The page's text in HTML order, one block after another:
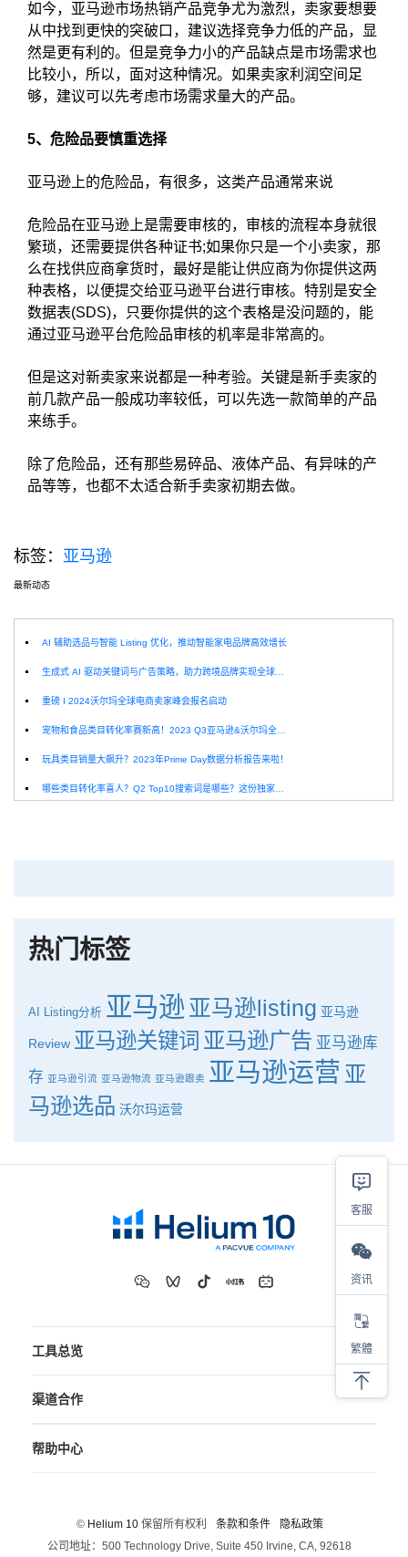
如今，亚马逊市场热销产品竞争尤为激烈，卖家要想要
从中找到更快的突破口，建议选择竞争力低的产品，显
然是更有利的。但是竞争力小的产品缺点是市场需求也
比较小，所以，面对这种情况。如果卖家利润空间足
够，建议可以先考虑市场需求量大的产品。
5、危险品要慎重选择
亚马逊上的危险品，有很多，这类产品通常来说
危险品在亚马逊上是需要审核的，审核的流程本身就很
繁琐，还需要提供各种证书;如果你只是一个小卖家，那
么在找供应商拿货时，最好是能让供应商为你提供这两
种表格，以便提交给亚马逊平台进行审核。特别是安全
数据表(SDS)，只要你提供的这个表格是没问题的，能
通过亚马逊平台危险品审核的机率是非常高的。
但是这对新卖家来说都是一种考验。关键是新手卖家的
前几款产品一般成功率较低，可以先选一款简单的产品
来练手。
除了危险品，还有那些易碎品、液体产品、有异味的产
品等等，也都不太适合新手卖家初期去做。
标签： 亚马逊
最新动态
AI 辅助选品与智能 Listing 优化，推动智能家电品牌高效增长
生成式 AI 驱动关键词与广告策略，助力跨境品牌实现全球增长突破
重磅 I 2024沃尔玛全球电商卖家峰会报名启动
宠物和食品类目转化率赛新高！2023 Q3亚马逊&沃尔玛全球电商CPC数据发布！
玩具类目销量大飙升？2023年Prime Day数据分析报告来啦！
哪些类目转化率喜人？Q2 Top10搜索词是哪些？这份独家报告来解答！
热门标签
AI Listing分析 亚马逊 亚马逊listing 亚马逊
Review 亚马逊关键词 亚马逊广告 亚马逊库
存 亚马逊引流 亚马逊物流 亚马逊跟卖 亚马逊运营 亚
马逊选品 沃尔玛运营
工具总览
渠道合作
帮助中心
© Helium 10保留所有权利 条款和条件
隐私政策
公司地址：500 Technology Drive, Suite 450 Irvine, CA, 92618
客服
资讯
繁體